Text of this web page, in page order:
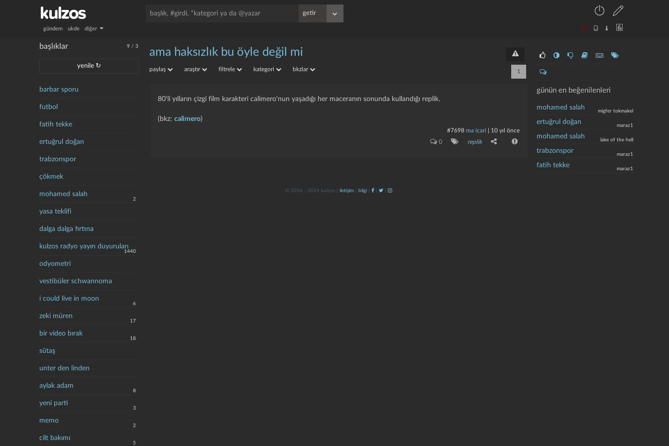
gündem ukde diğer
9 /3
başlıklar
yenile ↻
barbar sporu
futbol
fatih tekke
ertuğrul doğan
trabzonspor
çökmek
mohamed salah
2
yasa teklifi
dalga dalga fırtına
kulzos radyo yayın duyuruları
1440
odyometri
vestibüler schwannoma
i could live in moon
6
zeki müren
17
bir video bırak
18
sütaş
unter den linden
aylak adam
8
yeni parti
3
memo
2
cilt bakımı
5
günün en beğenilenleri
mohamed salah migfer tokmakel
ertuğrul doğan maraz1
mohamed salah lake of the hell
trabzonspor maraz1
fatih tekke maraz1
ama haksızlık bu öyle değil mi
paylaş araştır filtrele kategori bkzlar 1
80'li yılların çizgi film karakteri calimero'nun yaşadığı her maceranın sonunda kullandığı replik.
(bkz:calimero)
#7698 ma icari 10 yıl önce
0 replik
© 2016 - 2024 kulzos | iletişim bilgi